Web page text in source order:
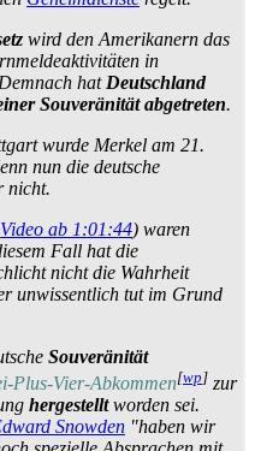
wird den Amerikanern das
in
hat Deutschland
Souveränität abgetreten.
wurde Merkel am 21.
nun die deutsche
nicht.
Video ab 1:01:44) waren
Fall hat die
nicht die Wahrheit
unwissentlich tut im Grund
Souveränität
Plus-Vier-Abkommen[wp] zur
hergestelltworden sei.
Snowden "haben wir